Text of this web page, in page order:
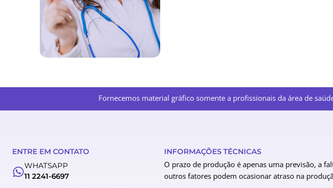
Fornecemos material gráfico somente a profissionais da área de
ENTRE EM CONTATO
WHATSAPP
11 2241-6697
INFORMAÇÕES TÉCNICAS
O prazo de produção é apenas uma previsão, a
outros fatores podem ocasionar atraso na